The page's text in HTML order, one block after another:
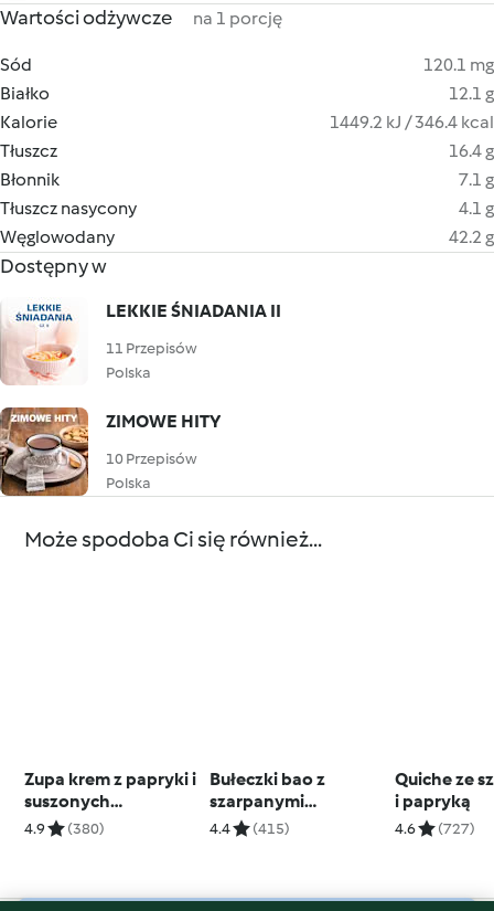
Wartości odżywcze na 1 porcję
Sód
120.1 mg
Białko
12.1 g
Kalorie
1449.2 kJ / 346.4 kcal
Tłuszcz
16.4 g
Błonnik
7.1 g
Tłuszcz nasycony
4.1 g
Węglowodany
42.2 g
Dostępny w
LEKKIE ŚNIADANIA II
11 Przepisów
Polska
ZIMOWE HITY
10 Przepisów
Polska
Może spodoba Ci się również...
Zupa krem z papryki i
suszonych
pomidorów z
4.9 (380)
Bułeczki bao z
szarpanymi
boczniakami BBQ i
4.4 (415)
Quiche ze
i papryką
4.6 (727)